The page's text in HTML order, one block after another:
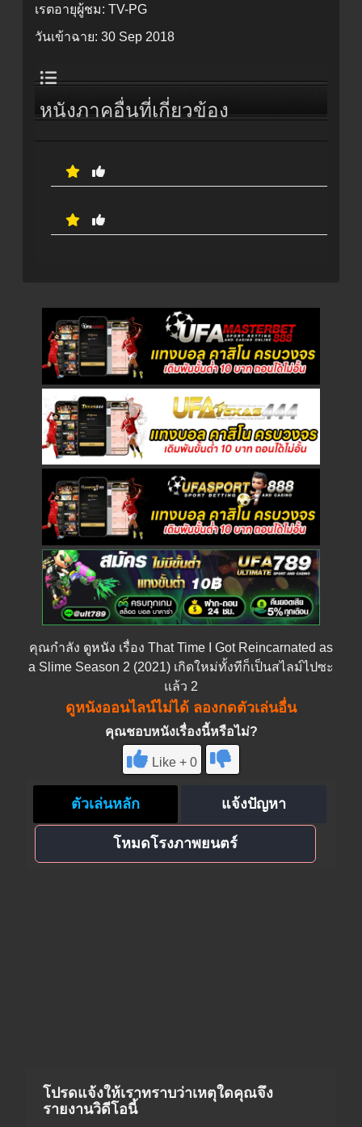
เรตอายุผู้ชม: TV-PG
วันเข้าฉาย: 30 Sep 2018
หนังภาคอื่นที่เกี่ยวข้อง
คุณกำลัง ดูหนัง เรื่อง That Time I Got Reincarnated as
a Slime Season 2 (2021) เกิดใหม่ทั้งทีก็เป็นสไลม์ไปซะ
แล้ว 2
ดูหนังออนไลน์ไม่ได้ ลองกดตัวเล่นอื่น
คุณชอบหนังเรื่องนี้หรือไม่?
Like + 0
ตัวเล่นหลัก แจ้งปัญหา
โหมดโรงภาพยนตร์
โปรดแจ้งให้เราทราบว่าเหตุใดคุณจึง
รายงานวิดีโอนี้